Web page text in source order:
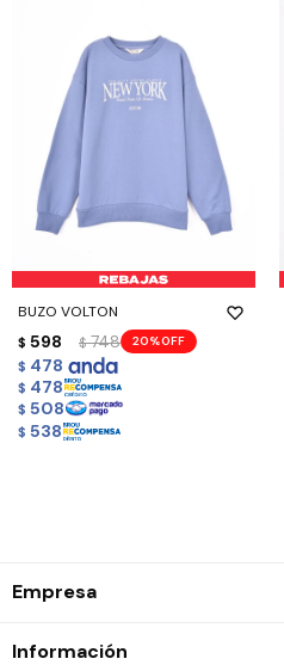
BUZO VOLTON
$ 598 $ 748 20
$ 478
$ 478
$ 508
$ 538
Empresa
Información